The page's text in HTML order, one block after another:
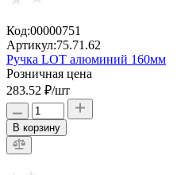
Код:00000751
Артикул:75.71.62
Ручка LOT алюминий 160мм
Розничная цена
283.52 ₽/шт
В корзину